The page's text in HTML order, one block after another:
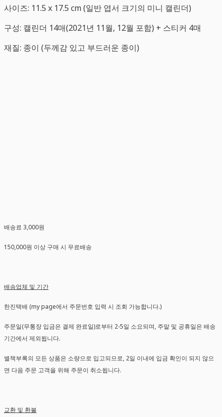
사이즈: 11.5 x 17.5 cm (일반 엽서 크기의 미니 캘린더)
구성: 캘린더 14매(2021년 11월, 12월 포함) + 스티커 4매
재질: 종이 (두께감 있고 부드러운 종이)
배송료 3,000원
150,000원 이상 구매 시 무료배송
배송업체 및 기간
한진택배 (my page에서 주문번호 입력 시 조회 가능합니다.)
주문일(무통장 입금은 결제 완료일)로부터 2-5일 소요되며, 주말 및 공휴일은 배송
기간에서 제외됩니다.
별책부록의 모든 상품은 소량으로 입고되므로, 2일 이내에 입금 확인이 되지 않으
면 다음 주문 고객을 위해 주문이 취소됩니다.
교환 및 환불